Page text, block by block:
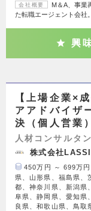
会社概要
M＆A、事業
た転職エージェント会社
興
【上場企業×
アアドバイザ
決（個人営業）
人材コンサルタ
株式会社
450万円 ～ 699万円
県、山形県、福島県、
都、神奈川県、新潟県
阜県、静岡県、愛知県
良県、和歌山県、鳥取